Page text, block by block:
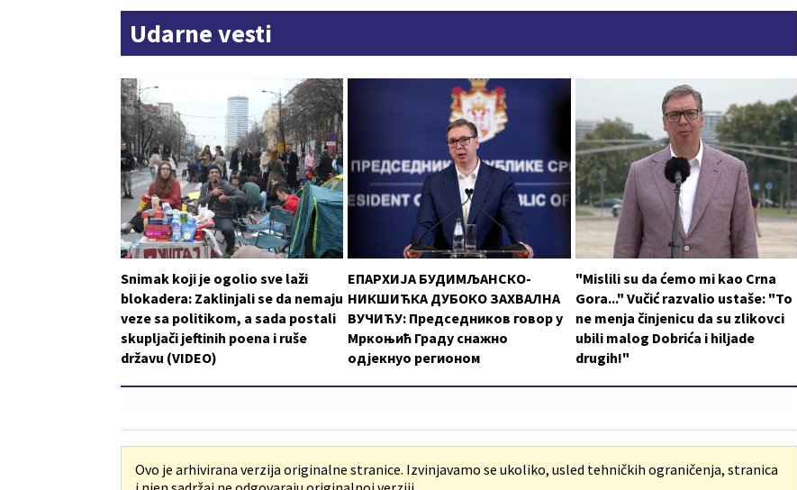
Udarne vesti
Snimak koji je ogolio sve laži
blokadera: Zaklinjali se da nemaju
veze sa politikom, a sada postali
skupljači jeftinih poena i ruše
državu (VIDEO)
ЕПАРХИЈА БУДИМЉАНСКО-
НИКШИЋКА ДУБОКО ЗАХВАЛНА
ВУЧИЋУ: Председников говор у
Мркоњић Граду снажно
одјекнуо регионом
"Mislili su da ćemo mi kao Crna
Gora..." Vučić razvalio ustaše: "To
ne menja činjenicu da su zlikovci
ubili malog Dobrića i hiljade
drugih!"
Ovo je arhivirana verzija originalne stranice. Izvinjavamo se ukoliko, usled tehničkih ograničenja, stranica